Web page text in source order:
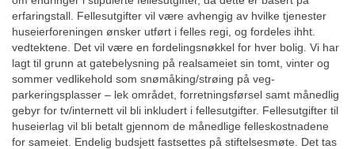
erfaringstall. Fellesutgifter vil være avhengig av hvilke tjenester
huseierforeningen ønsker utført i felles regi, og fordeles ihht.
vedtektene. Det vil være en fordelingsnøkkel for hver bolig. Vi har
lagt til grunn at gatebelysning på realsameiet sin tomt, vinter og
sommer vedlikehold som snømåking/strøing på veg-
parkeringsplasser – lek området, forretningsførsel samt månedlig
gebyr for tv/internett vil bli inkludert i fellesutgifter. Fellesutgifter til
huseierlag vil bli betalt gjennom de månedlige felleskostnadene
for sameiet. Endelig budsjett fastsettes på stiftelsesmøte. Det tas